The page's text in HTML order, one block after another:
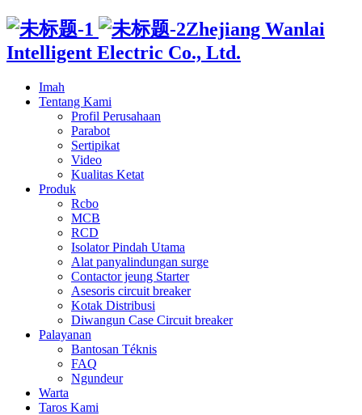
Zhejiang Wanlai
Intelligent Electric Co., Ltd.
Imah
Tentang Kami
Profil Perusahaan
Parabot
Sertipikat
Video
Kualitas Ketat
Produk
Rcbo
MCB
RCD
Isolator Pindah Utama
Alat panyalindungan surge
Contactor jeung Starter
Asesoris circuit breaker
Kotak Distribusi
Diwangun Case Circuit breaker
Palayanan
Bantosan Téknis
FAQ
Ngundeur
Warta
Taros Kami